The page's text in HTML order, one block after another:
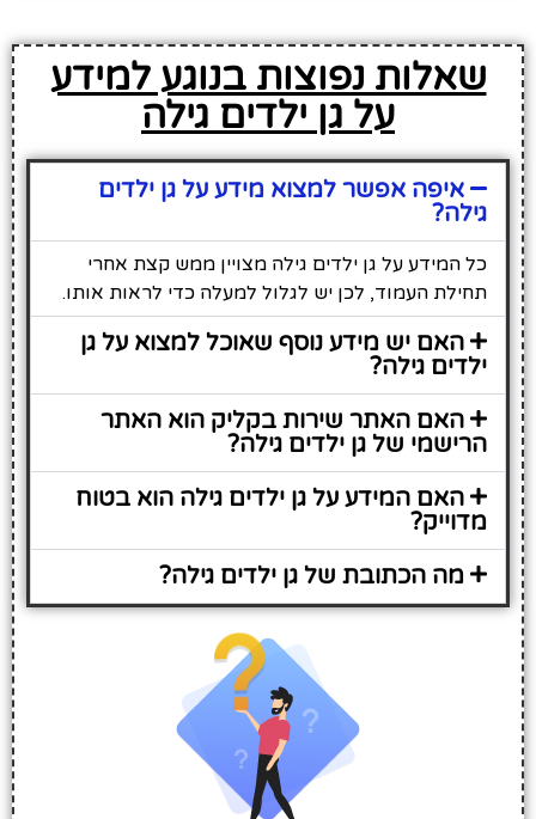
שאלות נפוצות בנוגע למידע
על גן ילדים גילה
איפה אפשר למצוא מידע על גן ילדים
גילה?
כל המידע על גן ילדים גילה מצויין ממש קצת אחרי
תחילת העמוד, לכן יש לגלול למעלה כדי לראות אותו.
האם יש מידע נוסף שאוכל למצוא על גן
ילדים גילה?
האם האתר שירות בקליק הוא האתר
הרישמי של גן ילדים גילה?
האם המידע על גן ילדים גילה הוא בטוח
מדוייק?
מה הכתובת של גן ילדים גילה?